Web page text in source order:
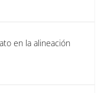
en la alineación